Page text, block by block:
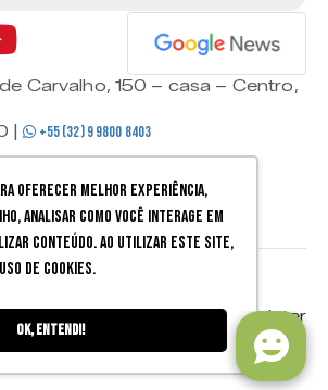
oferecer melhor experiência,
analisar como você interage em
conteúdo. Ao utilizar este site,
de cookies.
Ok, entendi!
Carvalho, 150 – casa – Centro,
|
+55 (32) 9 9800 8403
Mobister